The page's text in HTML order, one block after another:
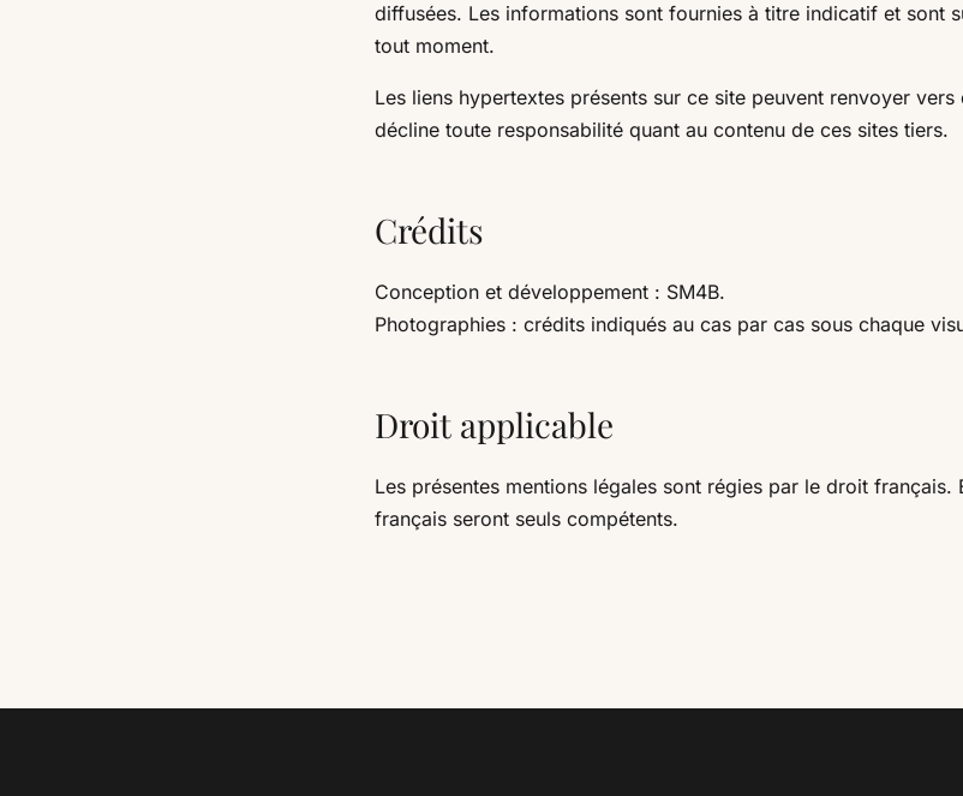
diffusées. Les informations sont fournies à titre indicatif et sont
tout moment.
Les liens hypertextes présents sur ce site peuvent renvoyer
décline toute responsabilité quant au contenu de ces sites tiers.
Crédits
Conception et développement : SM4B.
Photographies : crédits indiqués au cas par cas sous chaque
Droit applicable
Les présentes mentions légales sont régies par le droit français.
français seront seuls compétents.